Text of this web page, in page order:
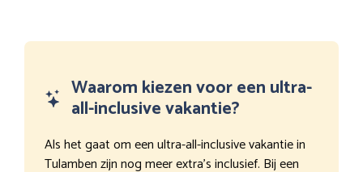
Waarom kiezen voor een ultra-
all-inclusive vakantie?
Als het gaat om een ultra-all-inclusive vakantie in
Tulamben zijn nog meer extra’s inclusief. Bij een